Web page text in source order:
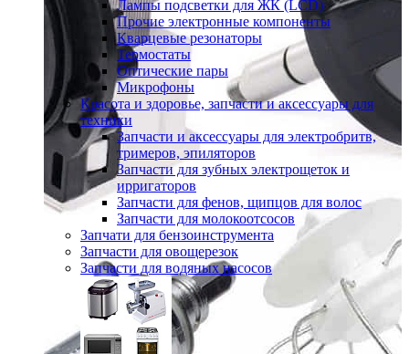
Лампы подсветки для ЖК (LCD)
Прочие электронные компоненты
Кварцевые резонаторы
Термостаты
Оптические пары
Микрофоны
Красота и здоровье, запчасти и аксессуары для
техники
Запчасти и аксессуары для электробритв,
тримеров, эпиляторов
Запчасти для зубных электрощеток и
ирригаторов
Запчасти для фенов, щипцов для волос
Запчасти для молокоотсосов
Запчати для бензоинструмента
Запчасти для овощерезок
Запчасти для водяных насосов